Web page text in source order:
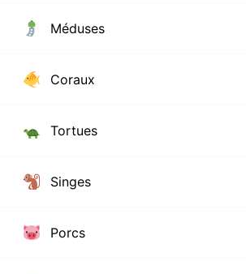
Méduses
Coraux
Tortues
Singes
Porcs